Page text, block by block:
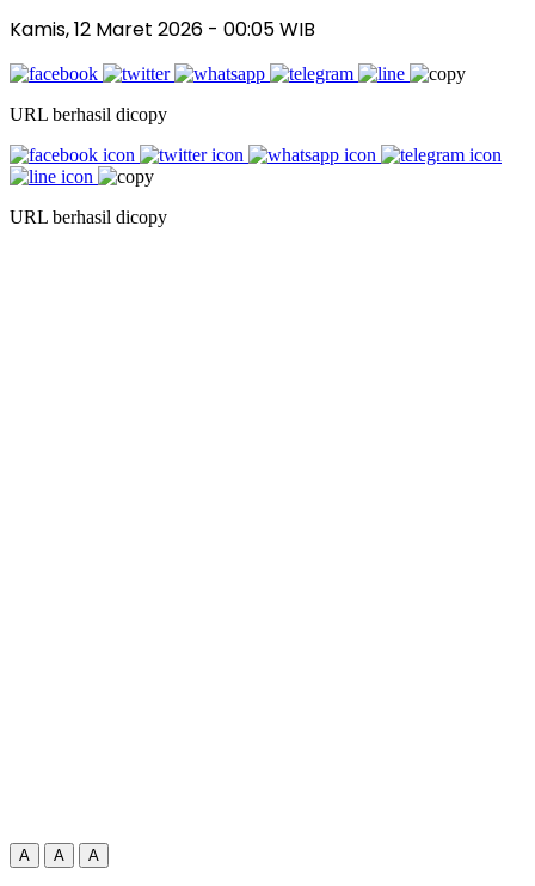
Kamis, 12 Maret 2026 - 00:05 WIB
URL berhasil dicopy
URL berhasil dicopy
A A A